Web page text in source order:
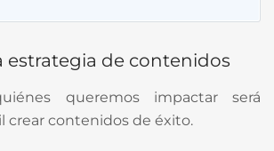
estrategia de contenidos
queremos impactar será
crear contenidos de éxito.